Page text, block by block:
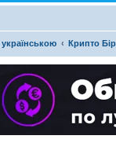
Крипто